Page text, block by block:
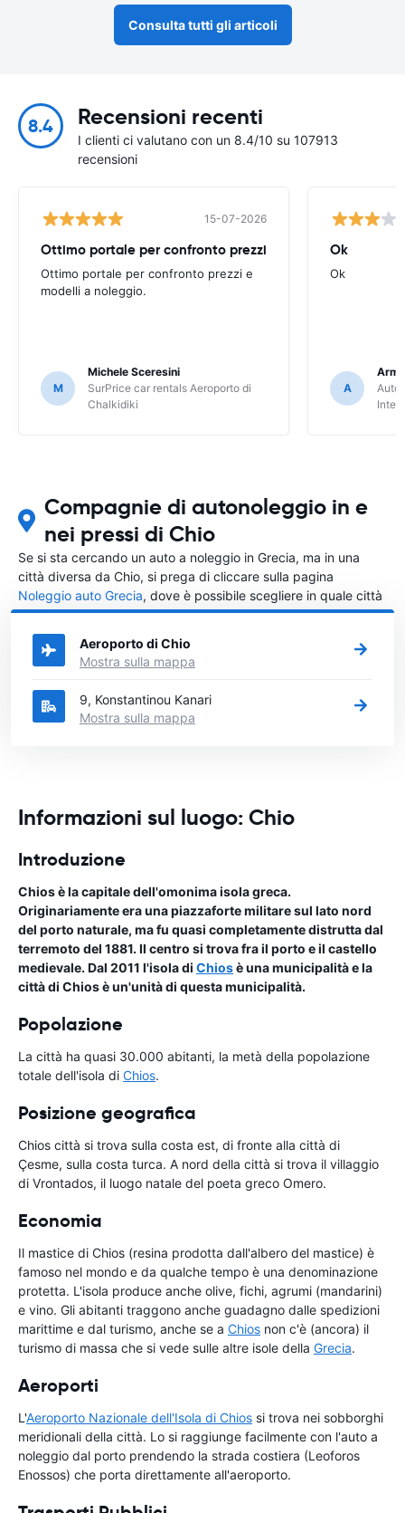
Consulta tutti gli articoli
8.4 Recensioni recenti
I clienti ci valutano con un 8.4/10 su 107913
recensioni
15-07-2026
Ottimo portale per confronto prezzi
Ottimo portale per confronto prezzi e
modelli a noleggio.
M
Michele Sceresini
SurPrice car rentals Aeroporto di
Chalkidiki
Ok
Ok
A
Compagnie di autonoleggio in e
nei pressi di Chio
Se si sta cercando un auto a noleggio in Grecia, ma in una
città diversa da Chio, si prega di cliccare sulla pagina
Noleggio auto Grecia, dove è possibile scegliere in quale città
in Grecia si vuole noleggiare l'auto.
Aeroporto di Chio
Mostra sulla mappa
9, Konstantinou Kanari
Mostra sulla mappa
Informazioni sul luogo: Chio
Introduzione
Chios è la capitale dell'omonima isola greca.
Originariamente era una piazzaforte militare sul lato nord
del porto naturale, ma fu quasi completamente distrutta dal
terremoto del 1881. Il centro si trova fra il porto e il castello
medievale. Dal 2011 l'isola di Chiosè una municipalità e la
città di Chios è un'unità di questa municipalità.
Popolazione
La città ha quasi 30.000 abitanti, la metà della popolazione
totale dell'isola di Chios.
Posizione geografica
Chios città si trova sulla costa est, di fronte alla città di
Çesme, sulla costa turca. A nord della città si trova il villaggio
di Vrontados, il luogo natale del poeta greco Omero.
Economia
Il mastice di Chios (resina prodotta dall'albero del mastice) è
famoso nel mondo e da qualche tempo è una denominazione
protetta. L'isola produce anche olive, fichi, agrumi (mandarini)
e vino. Gli abitanti traggono anche guadagno dalle spedizioni
marittime e dal turismo, anche se a Chios non c'è (ancora) il
turismo di massa che si vede sulle altre isole della Grecia.
Aeroporti
L'Aeroporto Nazionale dell'Isola di Chios si trova nei sobborghi
meridionali della città. Lo si raggiunge facilmente con l'auto a
noleggio dal porto prendendo la strada costiera (Leoforos
Enossos) che porta direttamente all'aeroporto.